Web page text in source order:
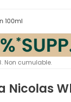
100ml
Non cumulable.
Nicolas